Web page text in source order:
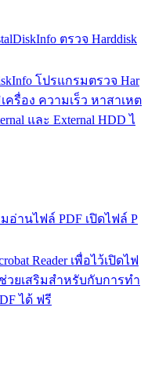
ตรวจ Harddisk
โปรแกรมตรวจ Har
รื่อง ความเร็ว หาสาเหต
และ External HDD ไ
มอ่านไฟล์ PDF เปิดไฟล์ P
Reader เพื่อไว้เปิดไฟ
วยเสริมสำหรับกับการทำ
ได้ ฟรี